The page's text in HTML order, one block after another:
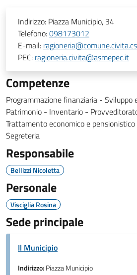
Indirizzo: Piazza Municipio, 34
Telefono:098173012
E-mail:
PEC: ragioneria.civita@asmepec.it
Competenze
Programmazione finanziaria - Sviluppo
Patrimonio - Inventario -
Trattamento economico e
Segreteria
Responsabile
Bellizzi Nicoletta
Personale
Visciglia Rosina
Sede principale
Il Municipio
Indirizzo:Piazza Municipio